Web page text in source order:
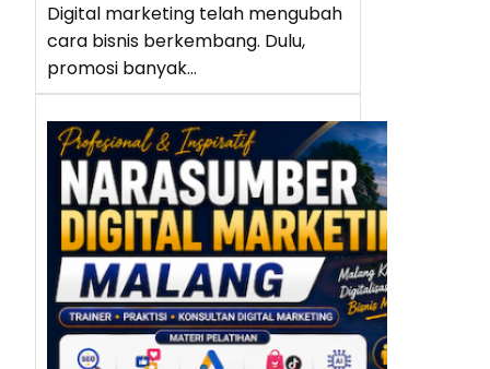
Digital marketing telah mengubah
cara bisnis berkembang. Dulu,
promosi banyak…